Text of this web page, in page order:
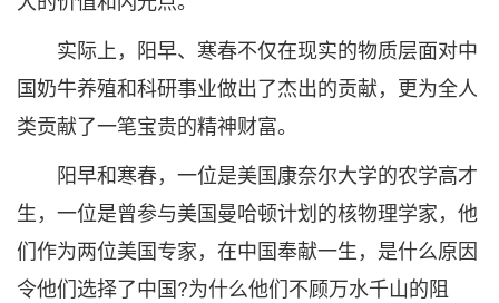
实际上，阳早、寒春不仅在现实的物质层面对中
国奶牛养殖和科研事业做出了杰出的贡献，更为全人
类贡献了一笔宝贵的精神财富。
阳早和寒春，一位是美国康奈尔大学的农学高才
生，一位是曾参与美国曼哈顿计划的核物理学家，他
们作为两位美国专家，在中国奉献一生，是什么原因
令他们选择了中国?为什么他们不顾万水千山的阻